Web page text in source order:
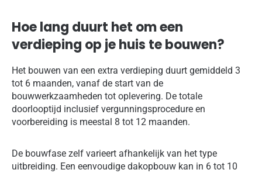
Hoe lang duurt het om een
verdieping op je huis te bouwen?
Het bouwen van een extra verdieping duurt gemiddeld 3
tot 6 maanden, vanaf de start van de
bouwwerkzaamheden tot oplevering. De totale
doorlooptijd inclusief vergunningsprocedure en
voorbereiding is meestal 8 tot 12 maanden.
De bouwfase zelf varieert afhankelijk van het type
uitbreiding. Een eenvoudige dakopbouw kan in 6 tot 10